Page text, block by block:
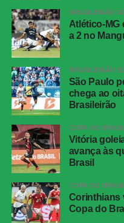
BRASILEIRÃO
Atlético-MG
a 2 no
BRASILEIRÃO
São Paulo
chega ao
Brasileirão
COPA DO BRASIL
Vitória
avança às
Brasil
COPA DO BRASIL
Corinthians
Copa do